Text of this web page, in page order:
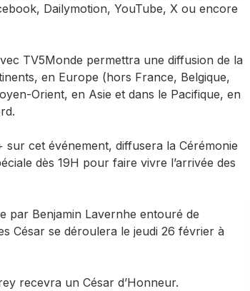
Dailymotion, YouTube, X ou encore
TV5Monde permettra une diffusion de la
en Europe (hors France, Belgique,
Orient, en Asie et dans le Pacifique, en
cet événement, diffusera la Cérémonie
dès 19H pour faire vivre l’arrivée des
par Benjamin Lavernhe entouré de
César se déroulera le jeudi 26 février à
recevra un César d’Honneur.